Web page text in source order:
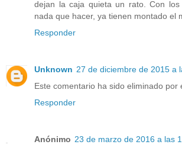
dejan la caja quieta un rato. Con
nada que hacer, ya tienen montado el
Responder
Unknown 27 de diciembre de 2015 a
Este comentario ha sido eliminado por
Responder
Anónimo 23 de marzo de 2016 a las